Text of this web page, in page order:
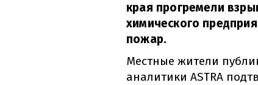
края прогремели
химического
пожар.
Местные жители
аналитики ASTRA